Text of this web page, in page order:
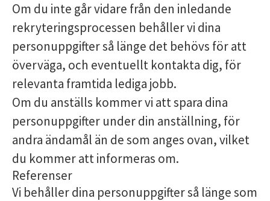
Om du inte går vidare från den inledande
rekryteringsprocessen behåller vi dina
personuppgifter så länge det behövs för att
överväga, och eventuellt kontakta dig, för
relevanta framtida lediga jobb.
Om du anställs kommer vi att spara dina
personuppgifter under din anställning, för
andra ändamål än de som anges ovan, vilket
du kommer att informeras om.
Referenser
Vi behåller dina personuppgifter så länge som